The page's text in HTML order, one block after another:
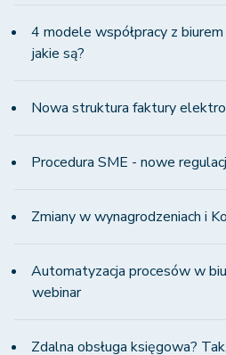
4 modele współpracy z
jakie są?
Nowa struktura faktury
Procedura SME - nowe
Zmiany w wynagrodzeniach i
Automatyzacja procesów w
webinar
Zdalna obsługa księgowa?